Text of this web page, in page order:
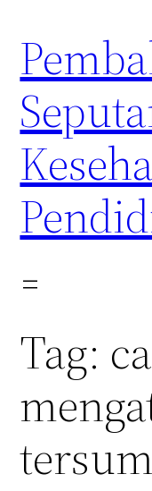
content
Tag: